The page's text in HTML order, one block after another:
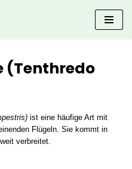
(Tenthredo
ist eine häufige Art mit
Flügeln. Sie kommt in
verbreitet.